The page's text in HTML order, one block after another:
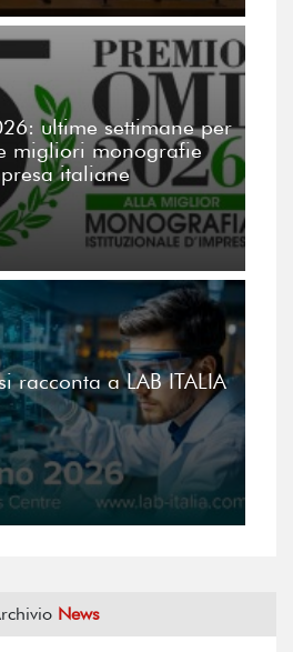
ultime settimane per
migliori monografie
italiane
racconta a LAB ITALIA
News